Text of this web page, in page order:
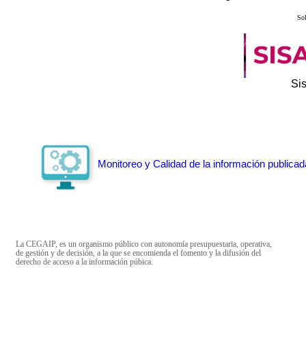
Monitoreo y Calidad de la información
La CEGAIP, es un organismo público con autonomía presupuestaria, operativa,
de gestión y de decisión, a la que se encomienda el fomento y la difusión del
derecho de acceso a la información púbica.